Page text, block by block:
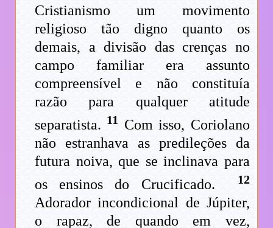
Cristianismo um movimento
religioso tão digno quanto os
demais, a divisão das crenças no
campo familiar era assunto
compreensível e não constituía
razão para qualquer atitude
separatista. 11
Com isso, Coriolano
não estranhava as predileções da
futura noiva, que se inclinava para
os ensinos do Crucificado.
12
Adorador incondicional de Júpiter,
o rapaz, de quando em vez,